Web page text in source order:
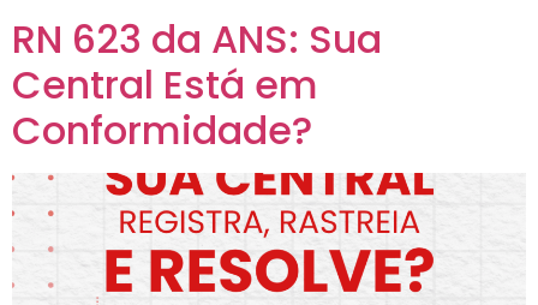
RN 623 da ANS: Sua
Central Está em
Conformidade?